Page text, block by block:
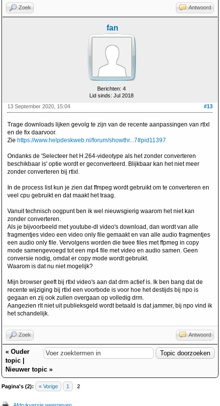
Zoek Antwoord
fan
Berichten: 4
Lid sinds: Jul 2018
#13
13 September 2020, 15:04
Trage downloads lijken gevolg te zijn van de recente aanpassingen van rtlxl
en de fix daarvoor.
Zie https://www.helpdeskweb.nl/forum/showthr...7#pid11397
Ondanks de 'Selecteer het H.264-videotype als het zonder converteren
beschikbaar is' optie wordt er geconverteerd. Blijkbaar kan het niet meer
zonder converteren bij rtlxl.
In de process list kun je zien dat ffmpeg wordt gebruikt om te converteren en
veel cpu gebruikt en dat maakt het traag.
Vanuit technisch oogpunt ben ik wel nieuwsgierig waarom het niet kan
zonder converteren.
Als je bijvoorbeeld met youtube-dl video's download, dan wordt van alle
fragmentjes video een video only file gemaakt en van alle audio fragmentjes
een audio only file. Vervolgens worden die twee files met ffpmeg in copy
mode samengevoegd tot een mp4 file met video en audio samen. Geen
conversie nodig, omdat er copy mode wordt gebruikt.
Waarom is dat nu niet mogelijk?
Mijn browser geeft bij rtlxl video's aan dat drm actief is. Ik ben bang dat de
recente wijziging bij rtlxl een voorbode is voor hoe het destijds bij npo is
gegaan en zij ook zullen overgaan op volledig drm.
Aangezien rlt niet uit publieksgeld wordt betaald is dat jammer, bij npo vind ik
het schandelijk.
Zoek Antwoord
« Ouder
topic
Nieuwer topic »
Pagina's (2): « Vorige 1 2